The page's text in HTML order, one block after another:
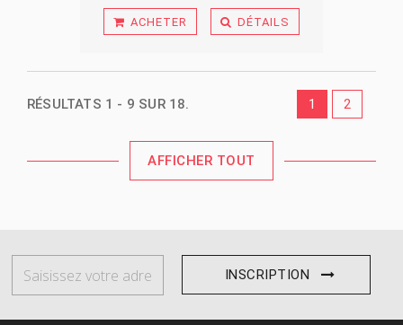
ACHETER DÉTAILS
RÉSULTATS 1 - 9 SUR 18. 1 2
AFFICHER TOUT
INSCRIPTION